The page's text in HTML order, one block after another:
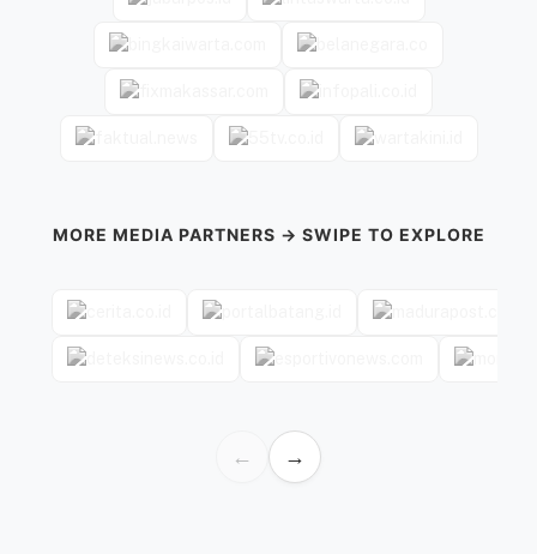
MORE MEDIA PARTNERS → SWIPE TO EXPLORE
← →